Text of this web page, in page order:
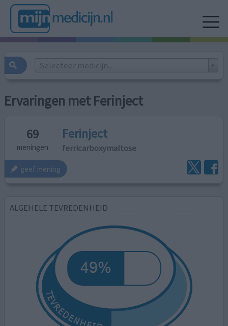
Selecteer medicijn...
Ervaringen met Ferinject
69
meningen
Ferinject
ferricarboxymaltose
geef mening
ALGEHELE TEVREDENHEID